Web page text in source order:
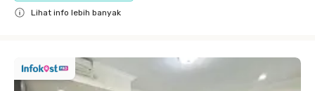
Lihat info lebih banyak